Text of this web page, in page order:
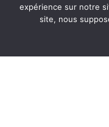
expérience sur notre
site, nous